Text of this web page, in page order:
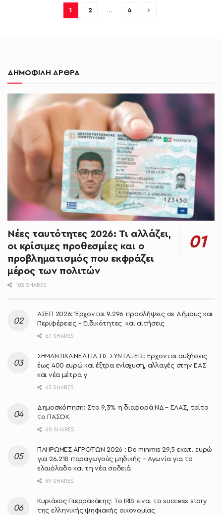
1 2 … 4
ΔΗΜΟΦΙΛΗ ΑΡΘΡΑ
Νέες ταυτότητες 2026: Τι αλλάζει,
οι κρίσιμες προθεσμίες και ο
προβληματισμός που εκφράζει
μέρος των πολιτών
102 SHARES
ΑΣΕΠ 2026: Έρχονται 9.296 προσλήψεις σε Δήμους και
Περιφέρειες – Ειδικότητες και αιτήσεις
67 SHARES
ΣΗΜΑΝΤΙΚΑ ΝΕΑ ΓΙΑ ΤΙΣ ΣΥΝΤΑΞΕΙΣ: Έρχονται αυξήσεις
έως 400 ευρώ και έξτρα ενίσχυση, αλλαγές στην ΕΑΣ
και νέα μέτρα γ
63 SHARES
Δημοσκόπηση: Στο 9,3% η διαφορά ΝΔ – ΕΛΑΣ, τρίτο
το ΠΑΣΟΚ
60 SHARES
ΠΛΗΡΩΜΕΣ ΑΓΡΟΤΩΝ 2026 : De minimis 29,5 εκατ. ευρώ
για 26.218 παραγωγούς μηδικής – Αγωνία για το
ελαιόλαδο και τη νέα σοδειά
59 SHARES
Κυριάκος Πιερρακάκης: Το IRIS είναι το success story
της ελληνικής ψηφιακής οικονομίας